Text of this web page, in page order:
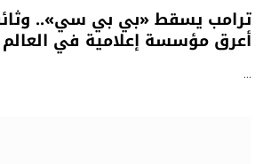
ترامب يسقط «بي بي سي»..
أعرق مؤسسة إعلامية في العالم
…